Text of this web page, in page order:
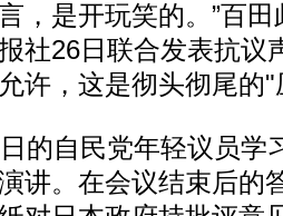
，是开玩笑的。”百
社26日联合发表抗议
许，这是彻头彻尾的"
自民党年轻议员学
讲。在会议结束后的